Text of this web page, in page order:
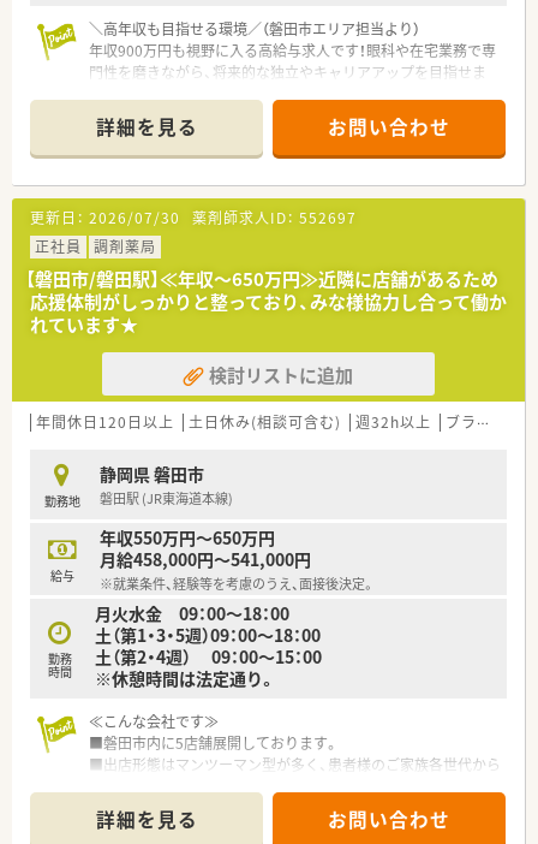
＼高年収も目指せる環境／（磐田市エリア担当より）
年収900万円も視野に入る高給与求人です！眼科や在宅業務で専
門性を磨きながら、将来的な独立やキャリアアップを目指せま
＊------------------------------------------＊
【店舗情報と応需状況について】
■磐田駅を最寄り駅とし、駅から12分の場所に立地しており、マ
イカー通勤も可能で快適に通勤できる環境が整っています。
■眼科メインで1日50枚から60枚の処方箋を応需しており、特定
の領域に特化した専門的な知識を深く身につけられます。
■正社員1名とパート6名の薬剤師が在籍しており、居宅の在宅
業務にも対応し地域医療に大きく貢献している薬局です。
【法人特徴について】
■1992年に設立され、静岡県西部を中心にして6店舗の調剤薬局
を展開し、地域に密着した医療サービスの提供を続けています。
■よりきめ細やかな薬局運営を実現するため、過去に分社化を行
い、地域ごとのニーズに迅速に応える体制を構築しております。
られており、地域のプロスポーツチームのスポンサーも務めてい
ます。
【職場環境と雰囲気】
■正社員1名に対してパートスタッフ6名が在籍しており、協力
し合いながら業務を進めるアットホームで温かい雰囲気の職場
です。
■懇親会やゴルフコンペといった社内イベントも定期的に開催
されており、スタッフ間のコミュニケーションが活発に行われて
います。
■年齢や性別を問わず幅広い世代の方が活躍できる環境であり、
す。
詳細を見る お問い合わせ
更新日： 2026/07/30 薬剤師求人ID： 552697
正社員
調剤薬局
【磐田市/磐田駅】≪年収～650万円≫近隣に店舗があるため
応援体制がしっかりと整っており、みな様協力し合って働か
れています★
検討リストに追加
年間休日120日以上 土日休み(相談可含む) 週32h以上 ブランク可
勤務地
静岡県 磐田市
磐田駅 (JR東海道本線)
給与
年収550万円～650万円
月給458,000円～541,000円
※就業条件、経験等を考慮のうえ、面接後決定。
勤務
時間
月火水金 09：00～18：00
土（第1・3・5週）09：00～18：00
土（第2・4週） 09：00～15：00
※休憩時間は法定通り。
≪こんな会社です≫
■磐田市内に5店舗展開しております。
■出店形態はマンツーマン型が多く、患者様のご家族各世代から
■かかりつけ薬局として従業員は積極的に認定薬剤師を取得し
ております。
詳細を見る お問い合わせ